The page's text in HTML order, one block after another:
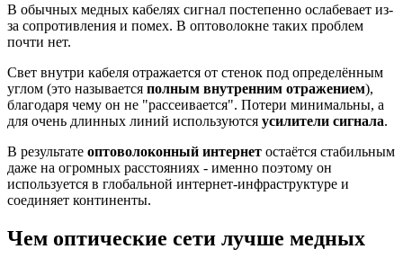
В обычных медных кабелях сигнал постепенно ослабевает из-
за сопротивления и помех. В оптоволокне таких проблем
почти нет.
Свет внутри кабеля отражается от стенок под определённым
углом (это называется полным внутренним отражением),
благодаря чему он не "рассеивается". Потери минимальны, а
для очень длинных линий используются усилители сигнала.
В результате оптоволоконный интернет остаётся стабильным
даже на огромных расстояниях - именно поэтому он
используется в глобальной интернет-инфраструктуре и
соединяет континенты.
Чем оптические сети лучше медных